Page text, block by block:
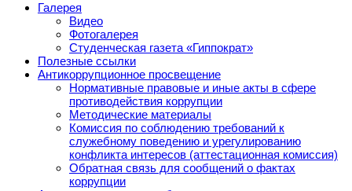
Галерея
Видео
Фотогалерея
Студенческая газета «Гиппократ»
Полезные ссылки
Антикоррупционное просвещение
Нормативные правовые и иные акты в сфере
противодействия коррупции
Методические материалы
Комиссия по соблюдению требований к
служебному поведению и урегулированию
конфликта интересов (аттестационная комиссия)
Обратная связь для сообщений о фактах
коррупции